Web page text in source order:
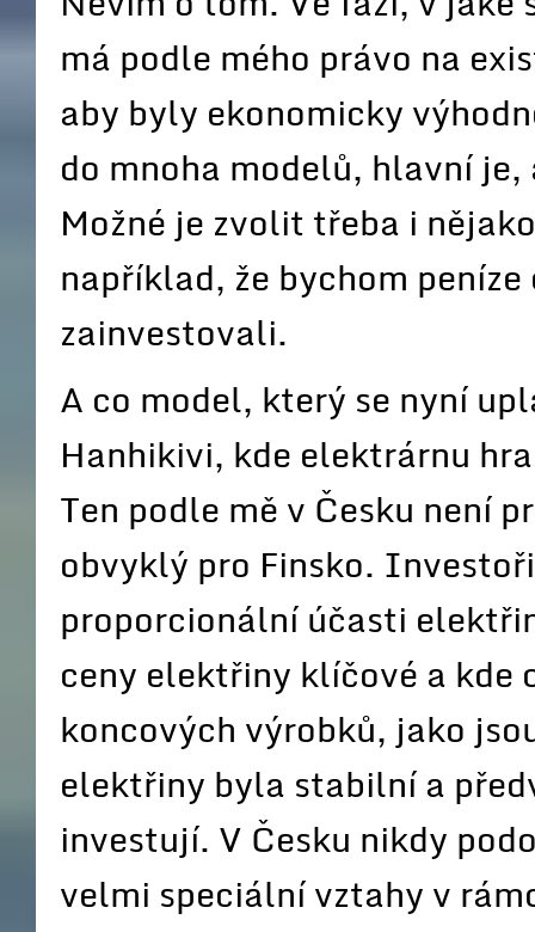
má podle mého právo na
aby byly ekonomicky
do mnoha modelů, hlavní
Možné je zvolit třeba i
například, že bychom
zainvestovali.
A co model, který se nyní
Hanhikivi, kde elektrárnu
Ten podle mě v Česku není
obvyklý pro Finsko.
proporcionální účasti
ceny elektřiny klíčové a kde
koncových výrobků, jako
elektřiny byla stabilní a
investují. V Česku nikdy
velmi speciální vztahy v